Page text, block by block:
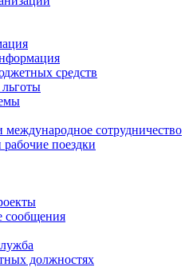
средств
сотрудничество
поездки
должностях